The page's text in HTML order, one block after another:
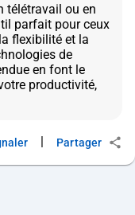
télétravail ou en
parfait pour ceux
flexibilité et la
de
en font le
productivité,
Partager